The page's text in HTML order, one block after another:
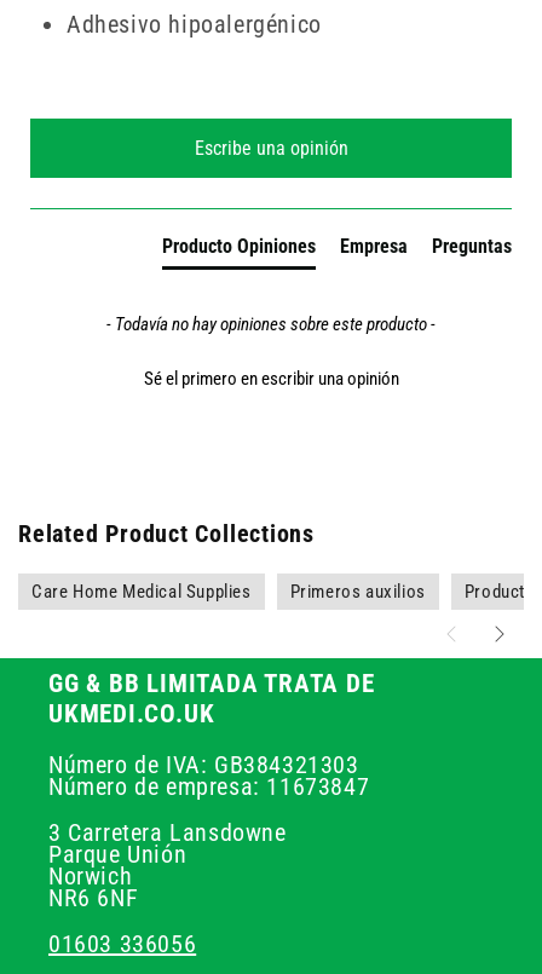
Adhesivo hipoalergénico
Escribe una opinión
Producto Opiniones Empresa Preguntas
- Todavía no hay opiniones sobre este producto -
Sé el primero en escribir una opinión
Related Product Collections
Care Home Medical Supplies Primeros auxilios
GG & BB LIMITADA TRATA DE
UKMEDI.CO.UK
Número de IVA: GB384321303
Número de empresa: 11673847
3 Carretera Lansdowne
Parque Unión
Norwich
NR6 6NF
01603 336056